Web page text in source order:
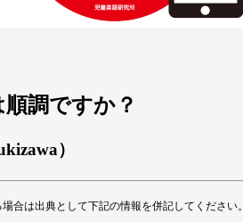
調ですか？
）
合は出典として下記の情報を併記してください。